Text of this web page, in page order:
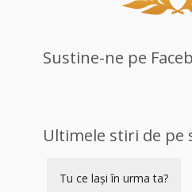
Sustine-ne pe
Ultimele stiri de pe
Tu ce lași în urma ta?